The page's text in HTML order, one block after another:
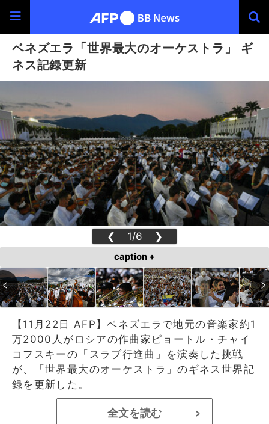
ベネズエラ「世界最大のオーケストラ」 ギ
ネス記録更新
❮ 1/6 ❯
caption +
【11月22日 AFP】ベネズエラで地元の音楽家約1
万2000人がロシアの作曲家ピョートル・チャイ
コフスキーの「スラブ行進曲」を演奏した挑戦
が、「世界最大のオーケストラ」のギネス世界記
録を更新した。
全文を読む >